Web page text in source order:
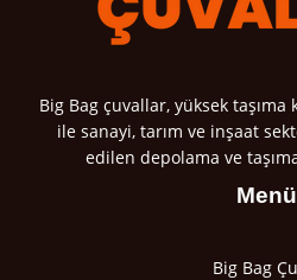
Big Bag çuvallar, yüksek taşıma
ile sanayi, tarım ve inşaat
edilen depolama ve
Menü
Big Bag